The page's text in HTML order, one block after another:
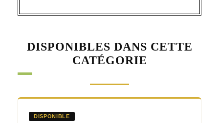
DISPONIBLES DANS CETTE
CATÉGORIE
DISPONIBLE